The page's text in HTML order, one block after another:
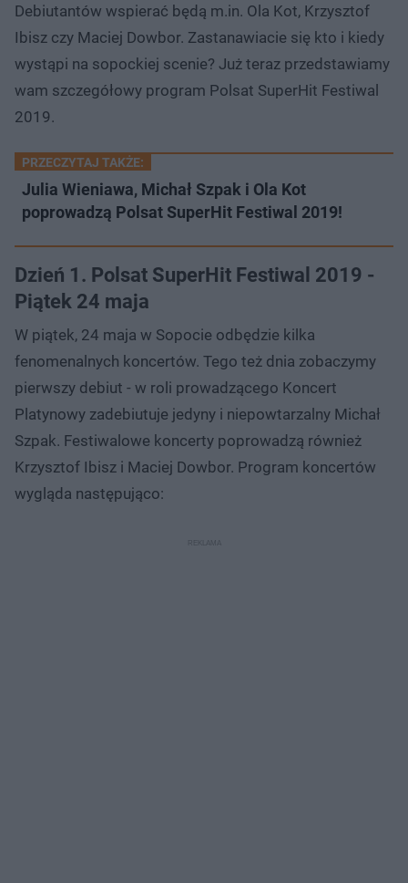
Debiutantów wspierać będą m.in. Ola Kot, Krzysztof
Ibisz czy Maciej Dowbor. Zastanawiacie się kto i kiedy
wystąpi na sopockiej scenie? Już teraz przedstawiamy
wam szczegółowy program Polsat SuperHit Festiwal
2019.
PRZECZYTAJ TAKŻE:
Julia Wieniawa, Michał Szpak i Ola Kot
poprowadzą Polsat SuperHit Festiwal 2019!
Dzień 1. Polsat SuperHit Festiwal 2019 -
Piątek 24 maja
W piątek, 24 maja w Sopocie odbędzie kilka
fenomenalnych koncertów. Tego też dnia zobaczymy
pierwszy debiut - w roli prowadzącego Koncert
Platynowy zadebiutuje jedyny i niepowtarzalny Michał
Szpak. Festiwalowe koncerty poprowadzą również
Krzysztof Ibisz i Maciej Dowbor. Program koncertów
wygląda następująco: